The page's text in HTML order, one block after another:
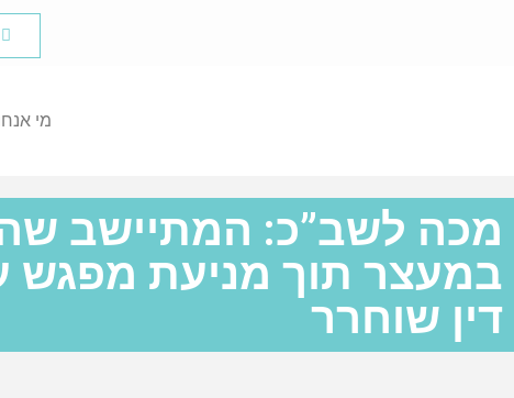
מי
מכה לשב”כ: המתיישב
במעצר תוך מניעת מפגש
דין שוחרר